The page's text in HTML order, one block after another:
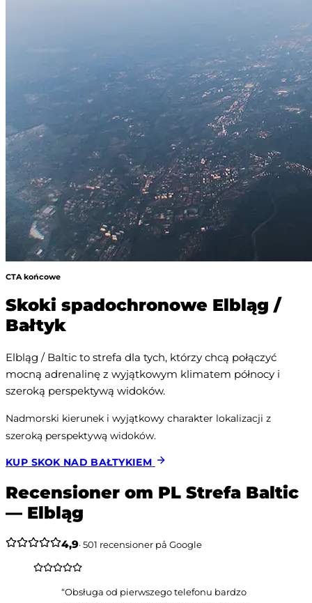
CTA końcowe
Skoki spadochronowe Elbląg /
Bałtyk
Elbląg / Baltic to strefa dla tych, którzy chcą połączyć
mocną adrenalinę z wyjątkowym klimatem północy i
szeroką perspektywą widoków.
Nadmorski kierunek i wyjątkowy charakter lokalizacji z
szeroką perspektywą widoków.
KUP SKOK NAD BAŁTYKIEM
Recensioner om PL Strefa Baltic
— Elbląg
4,9·501 recensioner på Google
“Obsługa od pierwszego telefonu bardzo